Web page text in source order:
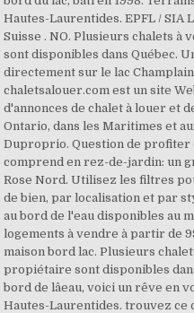
Hautes-Laurentides. EPFL / SIA
Suisse . NO. Plusieurs chalets
sont disponibles dans Québec.
directement sur le lac
chaletsalouer.com est un site
d'annonces de chalet à louer et
Ontario, dans les Maritimes et
Duproprio. Question de profiter
comprend en rez-de-jardin: un
Rose Nord. Utilisez les filtres
de bien, par localisation et par
au bord de l'eau disponibles au
logements à vendre à partir de
maison bord lac. Plusieurs
propiétaire sont disponibles
bord de lâeau, voici un rêve
Hautes-Laurentides. trouvez ce